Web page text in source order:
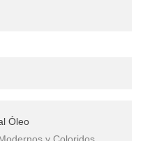
Óleo
y Coloridos